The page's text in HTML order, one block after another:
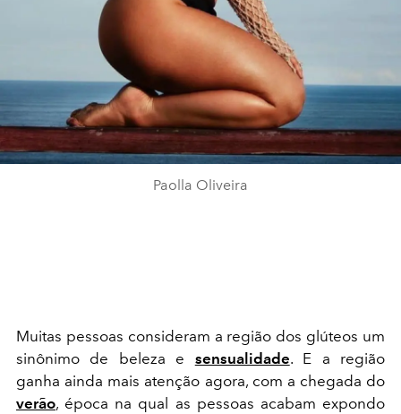
Paolla Oliveira
Muitas pessoas consideram a região dos glúteos um
sinônimo de beleza e sensualidade. E a região
ganha ainda mais atenção agora, com a chegada do
verão, época na qual as pessoas acabam expondo